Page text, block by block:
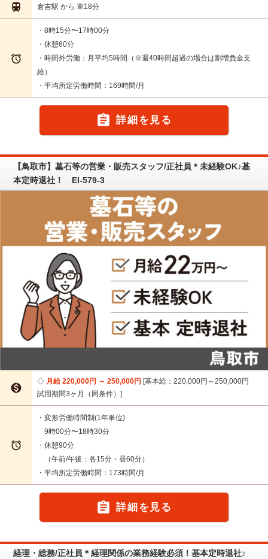
 倉吉駅 から 車18分

・8時15分〜17時00分
・休憩60分
・時間外労働：月平均5時間（※週40時間超過の場合は割増負金支
給）
・平均所定労働時間：169時間/月
 詳細を見る
【鳥取市】墓石等の営業・販売スタッフ/正社員＊未経験OK♪基
本定時退社！ EI-579-3

月給 220,000円 ～ 250,000円 基本給：220,000円～250,000円
試用期間3ヶ月（同条件）

・変形労働時間制(1年単位)
9時00分〜18時30分
・休憩90分
（午前/午後：各15分・昼60分）
・平均所定労働時間：173時間/月
 詳細を見る
経理・総務/正社員＊経理関係の業務経験必須！基本定時退社♪